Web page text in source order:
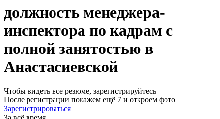
должность менеджера-
инспектора по кадрам с
полной занятостью в
Анастасиевской
Чтобы видеть все резюме, зарегистрируйтесь
После регистрации покажем ещё 7 и откроем фото
Зарегистрироваться
За всё время